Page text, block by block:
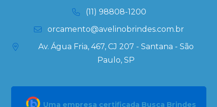
(11) 98808-1200
orcamento@avelinobrindes.com.br
Av. Água Fria, 467, CJ 207 - Santana - São
Paulo, SP
Uma empresa certificada Busca Brindes